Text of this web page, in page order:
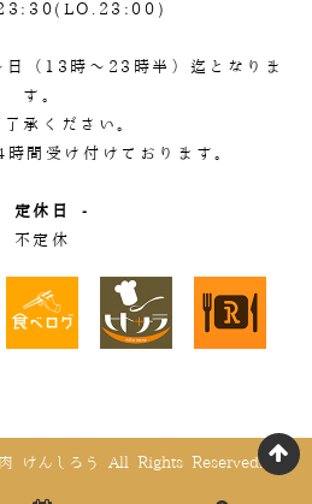
日（13時～23時半）迄となりま
す。
承ください。
間受け付けております。
定休日 -
不定休
けんしろう All Rights Reserved.